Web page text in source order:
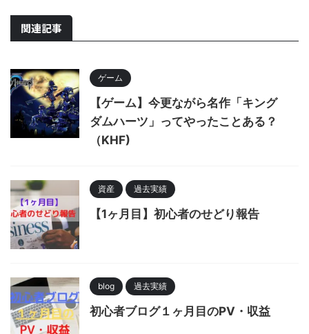
関連記事
ゲーム
【ゲーム】今更ながら名作「キング
ダムハーツ」ってやったことある？
（KHF)
資産 過去実績
【1ヶ月目】初心者のせどり報告
blog 過去実績
初心者ブログ１ヶ月目のPV・収益